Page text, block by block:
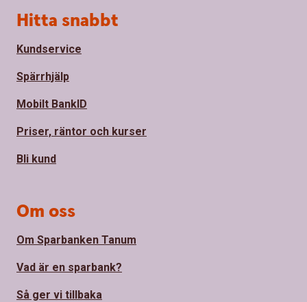
Sidfot
Hitta snabbt
Kundservice
Spärrhjälp
Mobilt BankID
Priser, räntor och kurser
Bli kund
Om oss
Om Sparbanken Tanum
Vad är en sparbank?
Så ger vi tillbaka